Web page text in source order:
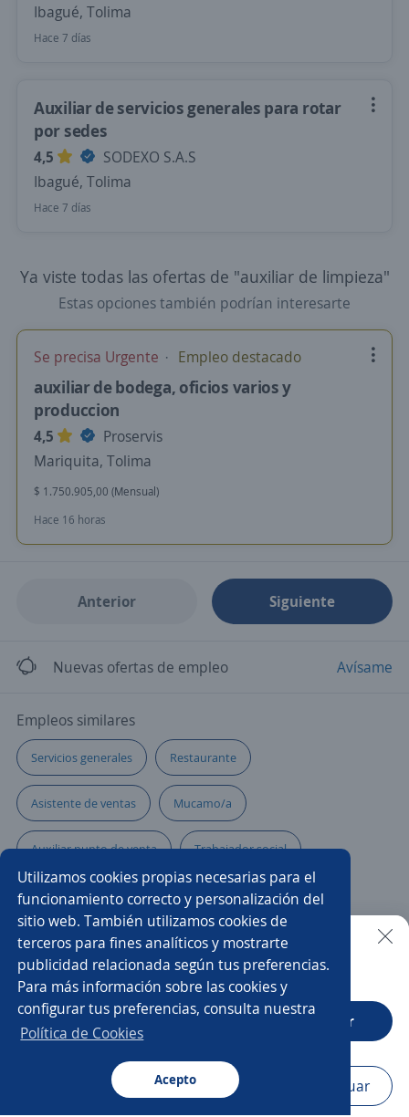
Utilizamos cookies propias necesarias para el
funcionamiento correcto y personalización del
sitio web. También utilizamos cookies de
terceros para fines analíticos y mostrarte
publicidad relacionada según tus preferencias.
Para más información sobre las cookies y
configurar tus preferencias, consulta nuestra
Política de Cookies
Acepto
Ibagué, Tolima
Hace 7 días
Auxiliar de servicios generales para rotar
por sedes
4,5
SODEXO S.A.S
Ibagué, Tolima
Hace 7 días
Ya viste todas las ofertas de "auxiliar de limpieza"
Estas opciones también podrían interesarte
Se precisa Urgente Empleo destacado
auxiliar de bodega, oficios varios y
produccion
4,5
Proservis
Mariquita, Tolima
$ 1.750.905,00 (Mensual)
Hace 16 horas
Anterior Siguiente
Nuevas ofertas de empleo Avísame
Empleos similares
Servicios generales Restaurante
Asistente de ventas Mucamo/a
Auxiliar punto de venta Trabajador social
Cargador/a Auxiliar servicio al cliente
Auxiliar de planta Auxiliar operativo
Auxiliar de tienda Auxiliar de almacén hospitalario
Auxiliar en obra
Auxiliar de seguridad
Buscar es más fácil en la app
CT App Abrir
Navegador Continuar